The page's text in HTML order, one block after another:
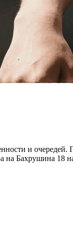
и очередей.
на Бахрушина